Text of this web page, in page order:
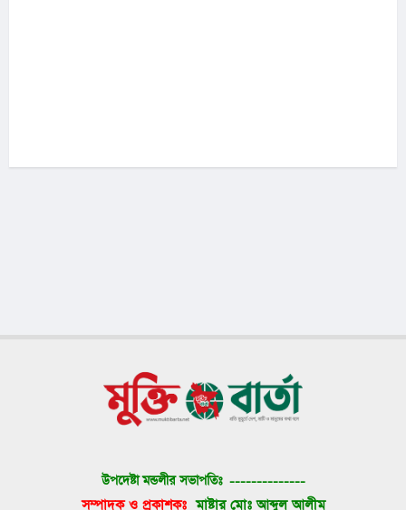
উপদেষ্টা মন্ডলীর সভাপতিঃ --------------
সম্পাদক ও প্রকাশকঃ মাষ্টার মোঃ আব্দুল আলীম